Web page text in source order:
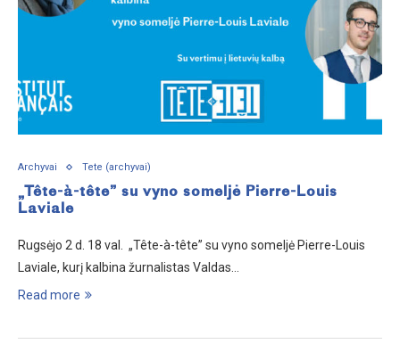
Archyvai Tete (archyvai)
„Tête-à-tête” su vyno someljė Pierre-Louis
Laviale
Rugsėjo 2 d. 18 val. „Tête-à-tête” su vyno someljė Pierre-Louis
Laviale, kurį kalbina žurnalistas Valdas…
Read more